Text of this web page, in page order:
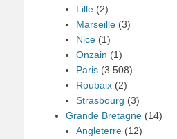
Lille (2)
Marseille (3)
Nice (1)
Onzain (1)
Paris (3 508)
Roubaix (2)
Strasbourg (3)
Grande Bretagne (14)
Angleterre (12)